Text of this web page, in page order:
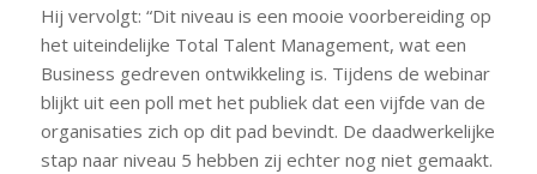
Hij vervolgt: “Dit niveau is een mooie voorbereiding op
het uiteindelijke Total Talent Management, wat een
Business gedreven ontwikkeling is. Tijdens de webinar
blijkt uit een poll met het publiek dat een vijfde van de
organisaties zich op dit pad bevindt. De daadwerkelijke
stap naar niveau 5 hebben zij echter nog niet gemaakt.